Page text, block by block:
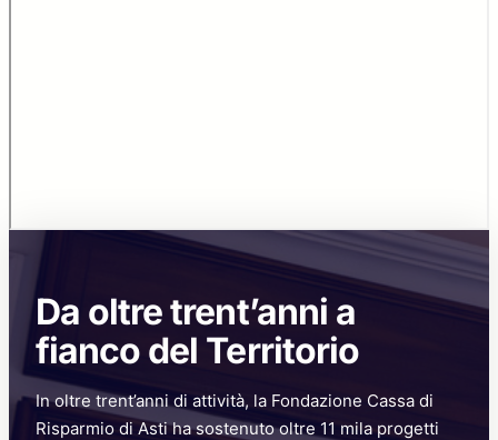
Da oltre trent’anni a
fianco del Territorio
In oltre trent’anni di attività, la Fondazione Cassa di
Risparmio di Asti ha sostenuto oltre 11 mila progetti